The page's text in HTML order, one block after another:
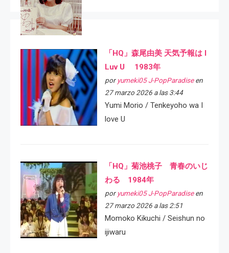
「HQ」森尾由美 天気予報は I
Luv U 1983年
por yumeki05 J-PopParadiseen
27 marzo 2026 a las 3:44
Yumi Morio / Tenkeyoho wa I
love U
「HQ」菊池桃子 青春のいじ
わる 1984年
por yumeki05 J-PopParadiseen
27 marzo 2026 a las 2:51
Momoko Kikuchi / Seishun no
ijiwaru